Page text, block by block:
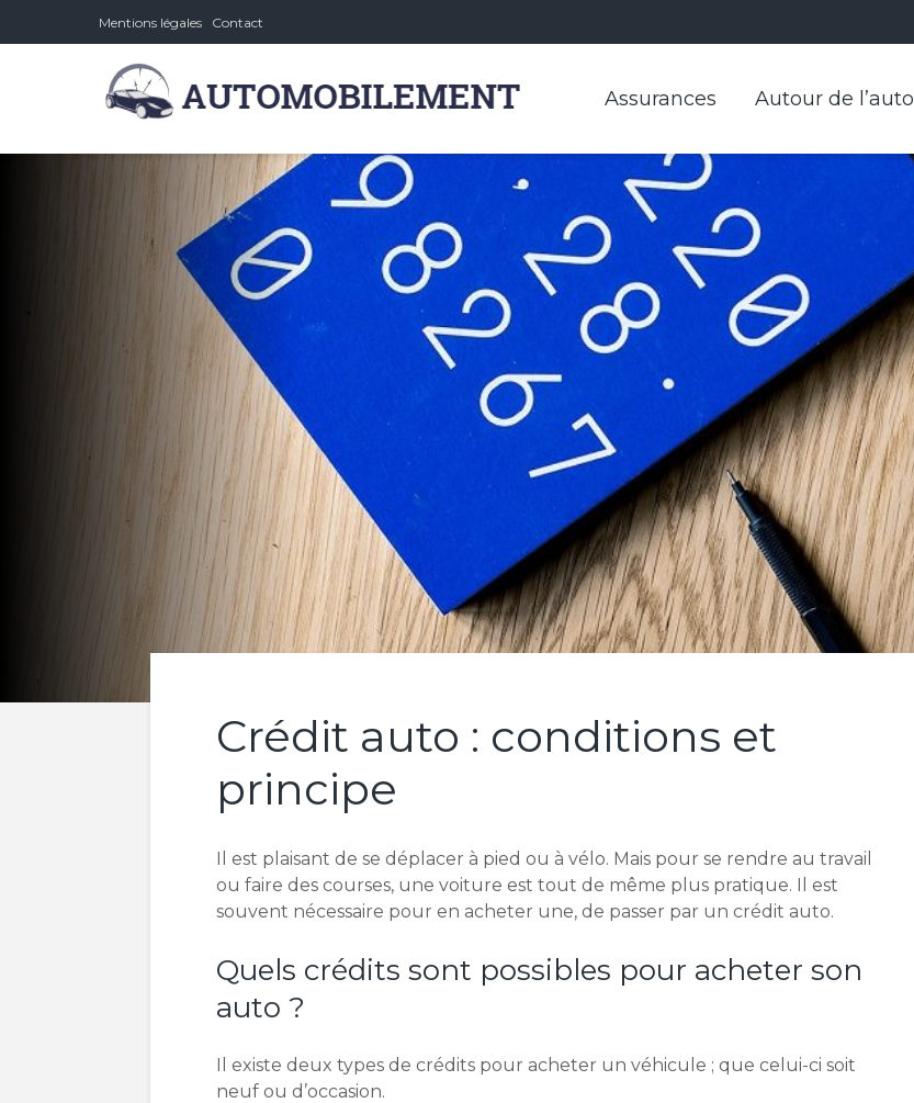
Mentions légales Contact
Assurances Autour de l’auto
Crédit auto : conditions et
principe
Il est plaisant de se déplacer à pied ou à vélo. Mais pour se rendre au travail
ou faire des courses, une voiture est tout de même plus pratique. Il est
souvent nécessaire pour en acheter une, de passer par un crédit auto.
Quels crédits sont possibles pour acheter son
auto ?
Il existe deux types de crédits pour acheter un véhicule ; que celui-ci soit
neuf ou d’occasion.